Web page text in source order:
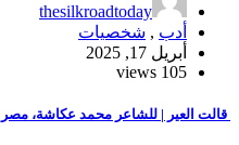
thesilkroadtoday
أدب , شخصيات
أبريل 17, 2025
105 views
قالت العير | للشاعر محمد عكاشة، مصر